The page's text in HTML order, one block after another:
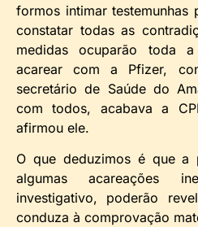
formos intimar testemunhas
constatar todas as
medidas ocuparão toda
acarear com a Pfizer,
secretário de Saúde do
com todos, acabava a
afirmou ele.
O que deduzimos é que a
algumas acareações
investigativo, poderão
conduza à comprovação